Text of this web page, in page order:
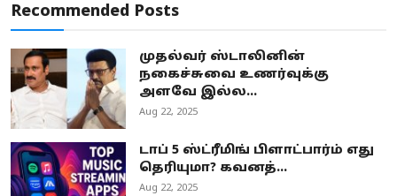
Recommended Posts
முதல்வர் ஸ்டாலினின்
நகைச்சுவை உணர்வுக்கு
அளவே இல்ல...
Aug 22, 2025
டாப் 5 ஸ்ட்ரீமிங் பிளாட்பார்ம் எது
தெரியுமா? கவனத்...
Aug 22, 2025